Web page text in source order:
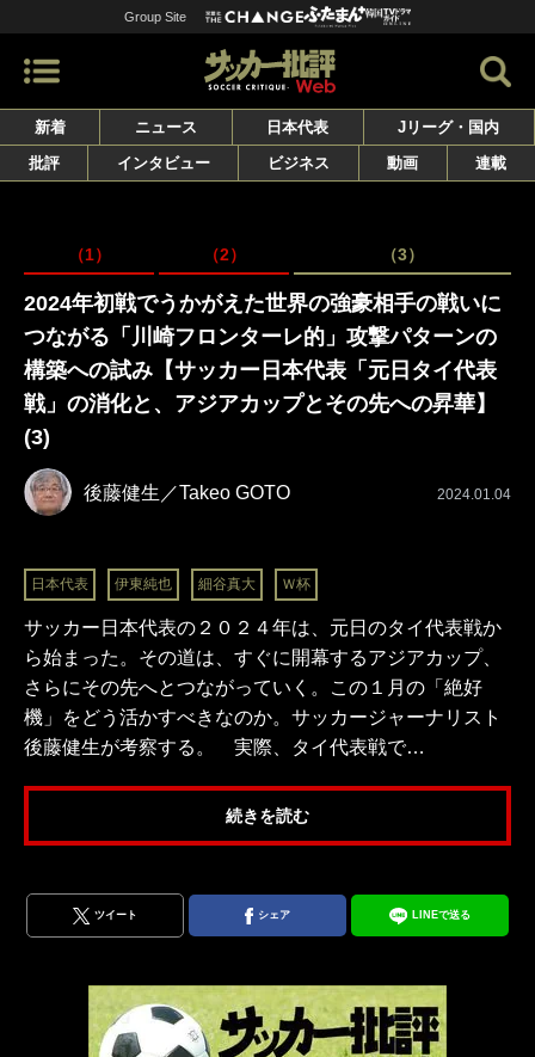
Group Site
新着 ニュース 日本代表
Jリーグ・国内
批評
インタビュー ビジネス 動画 連載
（1） （2） （3）
2024年初戦でうかがえた世界の強豪相手の戦いに
つながる「川崎フロンターレ的」攻撃パターンの
構築への試み【サッカー日本代表「元日タイ代表
戦」の消化と、アジアカップとその先への昇華】
(3)
後藤健生／Takeo GOTO 2024.01.04
日本代表 伊東純也 細谷真大 Ｗ杯
サッカー日本代表の２０２４年は、元日のタイ代表戦か
ら始まった。その道は、すぐに開幕するアジアカップ、
さらにその先へとつながっていく。この１月の「絶好
機」をどう活かすべきなのか。サッカージャーナリスト
後藤健生が考察する。 実際、タイ代表戦で…
続きを読む
ツイート シェア LINEで送る